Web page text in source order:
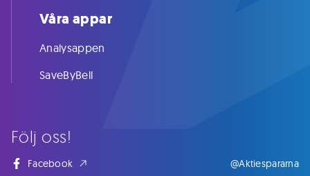
Följ oss!
Facebook @Aktiespararna
Våra appar
Analysappen
SaveByBell